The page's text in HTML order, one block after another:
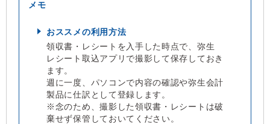
おススメの利用方法
領収書・レシートを入手した時点で、弥生
レシート取込アプリで撮影して保存しておき
ます。
週に一度、パソコンで内容の確認や弥生会計
製品に仕訳として登録します。
※念のため、撮影した領収書・レシートは破
棄せず保管しておいてください。